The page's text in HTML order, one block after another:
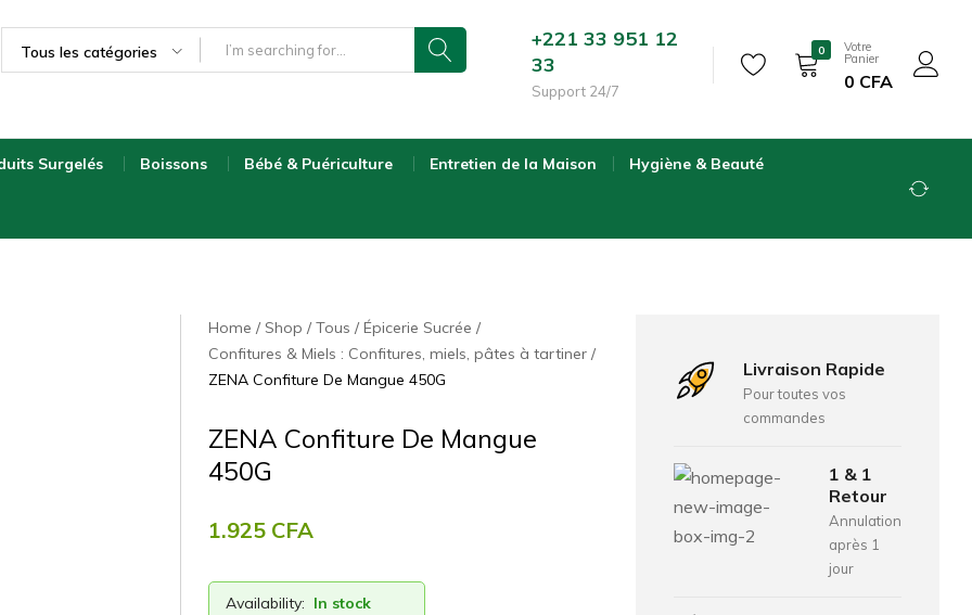
Tous les catégories
+221 33 951 12
33
Support 24/7
0 Votre
Panier
0 CFA
Surgelés Boissons Bébé & Puériculture Entretien de la Maison Hygiène & Beauté
Home Shop Tous
Épicerie Sucrée
Confitures & Miels : Confitures, miels, pâtes à tartiner
ZENA Confiture De Mangue 450G
ZENA Confiture De Mangue
450G
1.925 CFA
Availability: In stock
Livraison Rapide
Pour toutes vos
commandes
1 & 1
Retour
Annulation
après 1
jour